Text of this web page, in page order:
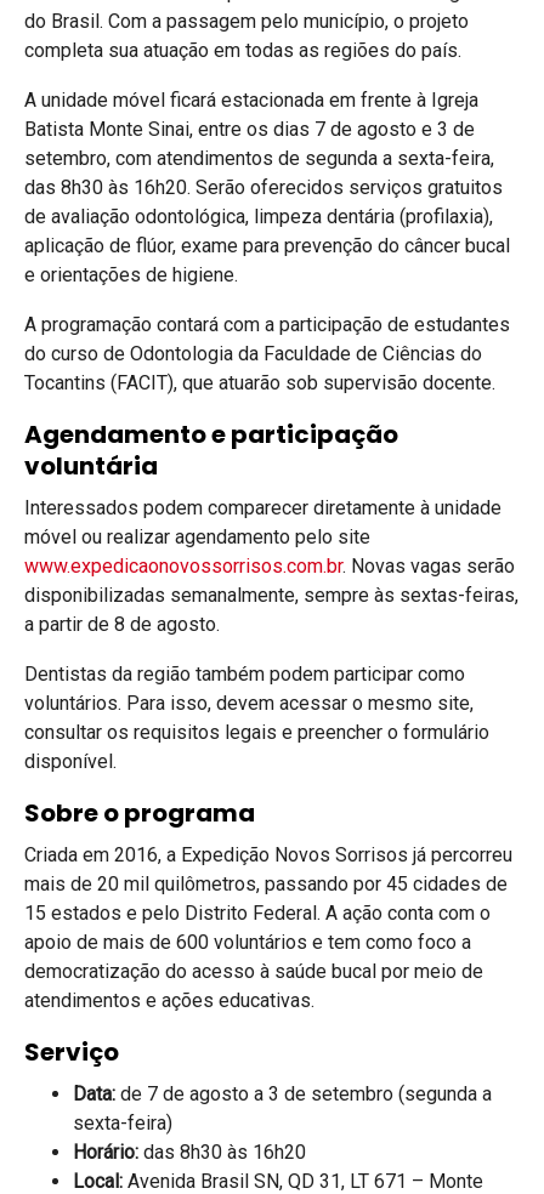
do Brasil. Com a passagem pelo município, o projeto
completa sua atuação em todas as regiões do país.
A unidade móvel ficará estacionada em frente à Igreja
Batista Monte Sinai, entre os dias 7 de agosto e 3 de
setembro, com atendimentos de segunda a sexta-feira,
das 8h30 às 16h20. Serão oferecidos serviços gratuitos
de avaliação odontológica, limpeza dentária (profilaxia),
aplicação de flúor, exame para prevenção do câncer bucal
e orientações de higiene.
A programação contará com a participação de estudantes
do curso de Odontologia da Faculdade de Ciências do
Tocantins (FACIT), que atuarão sob supervisão docente.
Agendamento e participação
voluntária
Interessados podem comparecer diretamente à unidade
móvel ou realizar agendamento pelo site
www.expedicaonovossorrisos.com.br. Novas vagas serão
disponibilizadas semanalmente, sempre às sextas-feiras,
a partir de 8 de agosto.
Dentistas da região também podem participar como
voluntários. Para isso, devem acessar o mesmo site,
consultar os requisitos legais e preencher o formulário
disponível.
Sobre o programa
Criada em 2016, a Expedição Novos Sorrisos já percorreu
mais de 20 mil quilômetros, passando por 45 cidades de
15 estados e pelo Distrito Federal. A ação conta com o
apoio de mais de 600 voluntários e tem como foco a
democratização do acesso à saúde bucal por meio de
atendimentos e ações educativas.
Serviço
Data: de 7 de agosto a 3 de setembro (segunda a
sexta-feira)
Horário: das 8h30 às 16h20
Local: Avenida Brasil SN, QD 31, LT 671 – Monte